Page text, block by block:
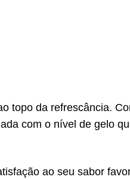
topo da refrescância.
com o nível de gelo
ao seu sabor